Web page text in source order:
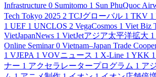
Infrastructure 0 Sumitomo 1 Sun PhuQuoc
Tech Tokyo 2025 2 TCJグローバル 1 TKV 1
1 UEF 1 UNCLOS 2 VegaCosmos 1 Viet Biz
VietJapanNews 1 VietJetアジア太平洋拡大 1
Online Seminar 0 Vietnam–Japan Trade
1 VJEPA 1 VOVニュース 1 X-Line 1 YKK 1
ナー 1 アクセラレータープログラム 1 ア